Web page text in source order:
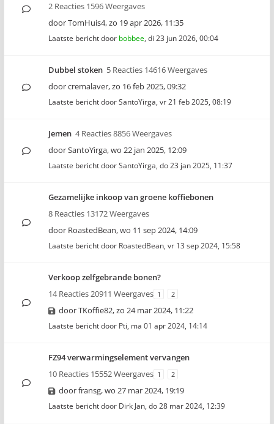
2 Reacties 1596 Weergaves
doorTomHuis4,zo 19 apr 2026, 11:35
Laatste bericht door bobbee, di 23 jun 2026, 00:04
Dubbel stoken 5 Reacties 14616 Weergaves
doorcremalaver,zo 16 feb 2025, 09:32
Laatste bericht doorSantoYirga, vr 21 feb 2025, 08:19
Jemen 4 Reacties 8856 Weergaves
doorSantoYirga,wo 22 jan 2025, 12:09
Laatste bericht doorSantoYirga, do 23 jan 2025, 11:37
Gezamelijke inkoop van groene koffiebonen
8 Reacties 13172 Weergaves
door RoastedBean,wo 11 sep 2024, 14:09
Laatste bericht door RoastedBean, vr 13 sep 2024, 15:58
Verkoop zelfgebrande bonen?
14 Reacties 20911 Weergaves 1 2
doorTKoffie82,zo 24 mar 2024, 11:22
Laatste bericht door Pti, ma 01 apr 2024, 14:14
FZ94 verwarmingselement vervangen
10 Reacties 15552 Weergaves 1 2
doorfransg,wo 27 mar 2024, 19:19
Laatste bericht door Dirk Jan, do 28 mar 2024, 12:39